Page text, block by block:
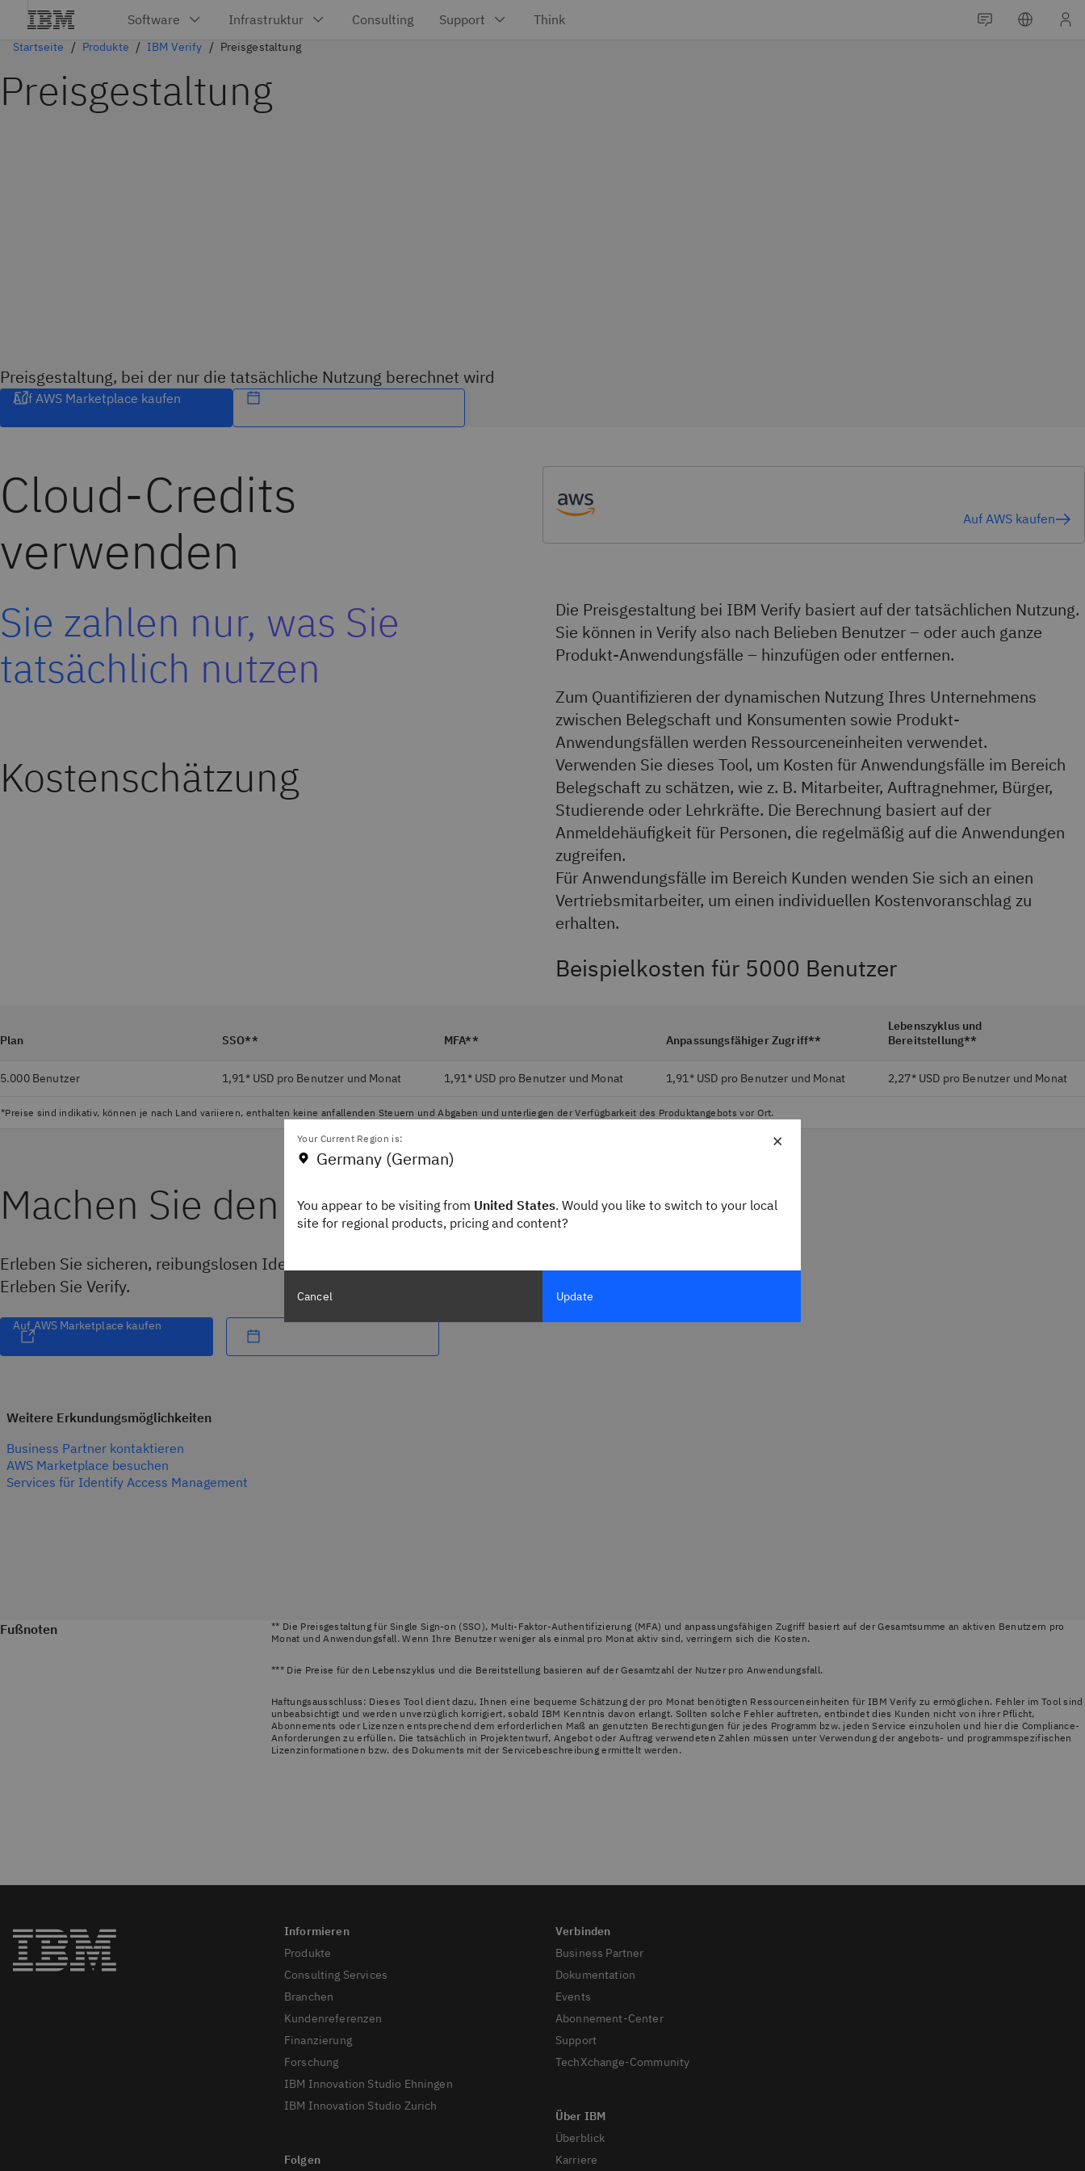
Startseite Produkte IBM Verify Preisgestaltung
Preisgestaltung
Preisgestaltung, bei der nur die tatsächliche Nutzung berechnet wird
Auf AWS Marketplace kaufen
Cloud-Credits
verwenden
Auf AWS kaufen
Sie zahlen nur, was Sie
tatsächlich nutzen
Die Preisgestaltung bei IBM Verify basiert auf der tatsächlichen Nutzung.
Sie können in Verify also nach Belieben Benutzer – oder auch ganze
Produkt-Anwendungsfälle – hinzufügen oder entfernen.
Zum Quantifizieren der dynamischen Nutzung Ihres Unternehmens
zwischen Belegschaft und Konsumenten sowie Produkt-
Anwendungsfällen werden Ressourceneinheiten verwendet.
Kostenschätzung
Verwenden Sie dieses Tool, um Kosten für Anwendungsfälle im Bereich
Belegschaft zu schätzen, wie z. B. Mitarbeiter, Auftragnehmer, Bürger,
Studierende oder Lehrkräfte. Die Berechnung basiert auf der
Anmeldehäufigkeit für Personen, die regelmäßig auf die Anwendungen
zugreifen.
Für Anwendungsfälle im Bereich Kunden wenden Sie sich an einen
Vertriebsmitarbeiter, um einen individuellen Kostenvoranschlag zu
erhalten.
Beispielkosten für 5000 Benutzer
Plan SSO** MFA** Anpassungsfähiger Zugriff**
Lebenszyklus und
Bereitstellung**
5.000 Benutzer 1,91* USD pro Benutzer und Monat 1,91* USD pro Benutzer und Monat 1,91* USD pro Benutzer und Monat 2,27* USD pro Benutzer und Monat
*Preise sind indikativ, können je nach Land variieren, enthalten keine anfallenden Steuern und Abgaben und unterliegen der Verfügbarkeit des Produktangebots vor Ort.
Machen Sie den nächsten Schritt
Erleben Sie sicheren, reibungslosen Identitätszugriff in vereinfachter Form.
Erleben Sie Verify.
Auf AWS Marketplace kaufen
Weitere Erkundungsmöglichkeiten
Business Partner kontaktieren
AWS Marketplace besuchen
Services für Identify Access Management
Fußnoten
** Die Preisgestaltung für Single Sign-on (SSO), Multi-Faktor-Authentifizierung (MFA) und anpassungsfähigen Zugriff basiert auf der Gesamtsumme an aktiven Benutzern pro
Monat und Anwendungsfall. Wenn Ihre Benutzer weniger als einmal pro Monat aktiv sind, verringern sich die Kosten.
*** Die Preise für den Lebenszyklus und die Bereitstellung basieren auf der Gesamtzahl der Nutzer pro Anwendungsfall.
Haftungsausschluss: Dieses Tool dient dazu, Ihnen eine bequeme Schätzung der pro Monat benötigten Ressourceneinheiten für IBM Verify zu ermöglichen. Fehler im Tool sind
unbeabsichtigt und werden unverzüglich korrigiert, sobald IBM Kenntnis davon erlangt. Sollten solche Fehler auftreten, entbindet dies Kunden nicht von ihrer Pflicht,
Abonnements oder Lizenzen entsprechend dem erforderlichen Maß an genutzten Berechtigungen für jedes Programm bzw. jeden Service einzuholen und hier die Compliance-
Anforderungen zu erfüllen. Die tatsächlich in Projektentwurf, Angebot oder Auftrag verwendeten Zahlen müssen unter Verwendung der angebots- und programmspezifischen
Lizenzinformationen bzw. des Dokuments mit der Servicebeschreibung ermittelt werden.
Produkte
Consulting Services
Branchen
Kundenreferenzen
Finanzierung
Forschung
IBM Innovation Studio Ehningen
IBM Innovation Studio Zurich
Business Partner
Dokumentation
Events
Abonnement-Center
Support
TechXchange-Community
Überblick
Karriere
×
Your Current Region is:
Germany (German)
You appear to be visiting from United States. Would you like to switch to your local
site for regional products, pricing and content?
Cancel Update